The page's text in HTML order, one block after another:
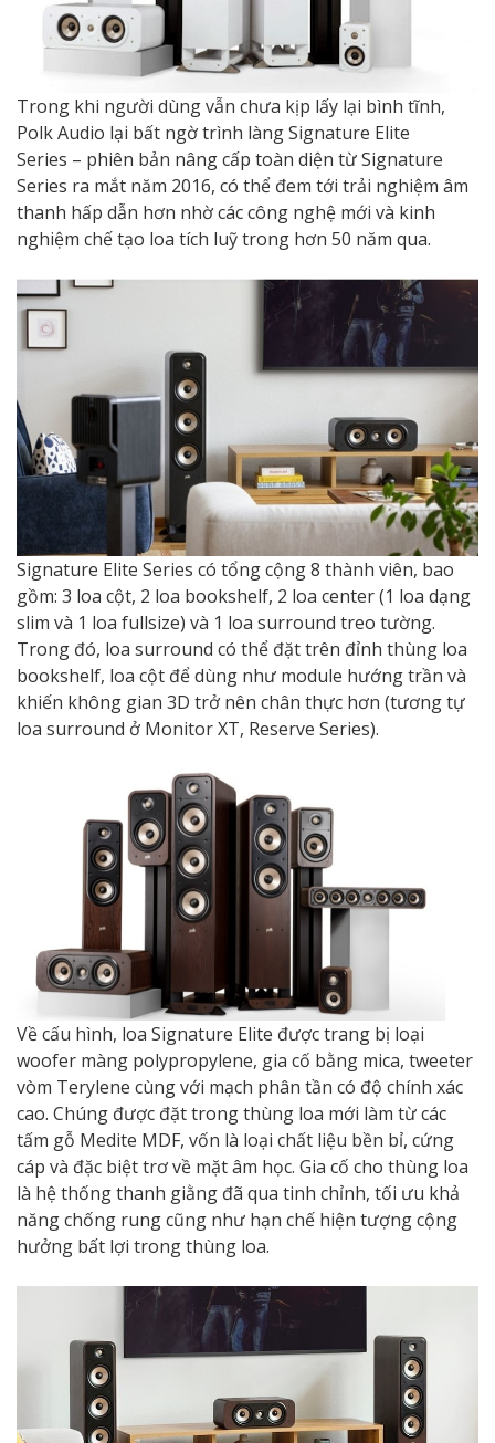
Trong khi người dùng vẫn chưa kịp lấy lại bình tĩnh,
Polk Audio lại bất ngờ trình làng Signature Elite
Series – phiên bản nâng cấp toàn diện từ Signature
Series ra mắt năm 2016, có thể đem tới trải nghiệm âm
thanh hấp dẫn hơn nhờ các công nghệ mới và kinh
nghiệm chế tạo loa tích luỹ trong hơn 50 năm qua.
Signature Elite Series có tổng cộng 8 thành viên, bao
gồm: 3 loa cột, 2 loa bookshelf, 2 loa center (1 loa dạng
slim và 1 loa fullsize) và 1 loa surround treo tường.
Trong đó, loa surround có thể đặt trên đỉnh thùng loa
bookshelf, loa cột để dùng như module hướng trần và
khiến không gian 3D trở nên chân thực hơn (tương tự
loa surround ở Monitor XT, Reserve Series).
Về cấu hình, loa Signature Elite được trang bị loại
woofer màng polypropylene, gia cố bằng mica, tweeter
vòm Terylene cùng với mạch phân tần có độ chính xác
cao. Chúng được đặt trong thùng loa mới làm từ các
tấm gỗ Medite MDF, vốn là loại chất liệu bền bỉ, cứng
cáp và đặc biệt trơ về mặt âm học. Gia cố cho thùng loa
là hệ thống thanh giằng đã qua tinh chỉnh, tối ưu khả
năng chống rung cũng như hạn chế hiện tượng cộng
hưởng bất lợi trong thùng loa.